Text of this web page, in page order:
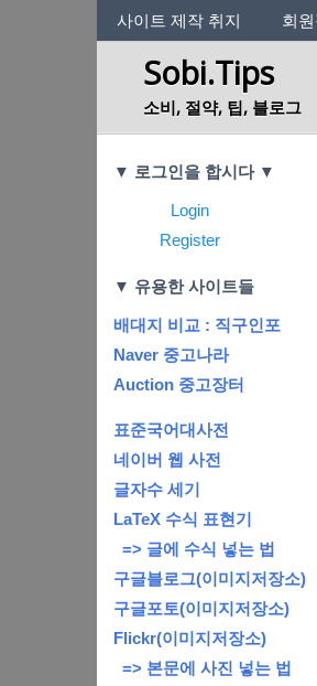
사이트의 정체성
사이트 제작 취지 회
Sobi.Tips
소비, 절약, 팁, 블로그
Categories
▼ 로그인을 합시다 ▼
Login
Register
▼ 유용한 사이트들
배대지 비교 : 직구인포
Naver 중고나라
Auction 중고장터
표준국어대사전
네이버 웹 사전
글자수 세기
LaTeX 수식 표현기
=> 글에 수식 넣는 법
구글블로그(이미지저장소)
구글포토(이미지저장소)
Flickr(이미지저장소)
=> 본문에 사진 넣는 법